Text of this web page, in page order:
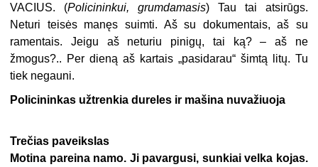
VACIUS.
(Policininkui, grumdamasis) Tau tai atsirūgs.
Neturi teisės manęs suimti. Aš su dokumentais, aš su
ramentais. Jeigu aš neturiu pinigų, tai ką? – aš ne
žmogus?.. Per dieną aš kartais „pasidarau“ šimtą litų. Tu
tiek negauni.
Policininkas užtrenkia dureles ir mašina nuvažiuoja
Trečias paveikslas
Motina pareina namo. Ji pavargusi, sunkiai velka kojas.